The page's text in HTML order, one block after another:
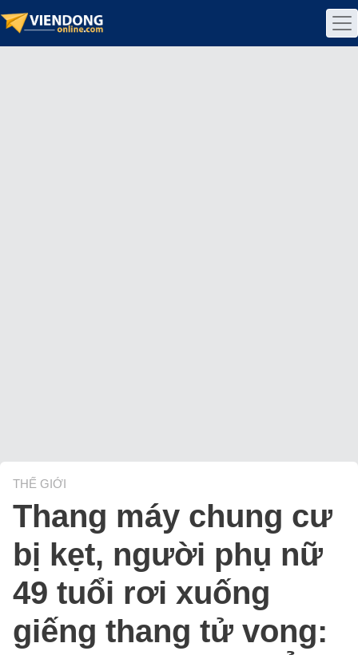
THẾ GIỚI
Thang máy chung cư
bị kẹt, người phụ nữ
49 tuổi rơi xuống
giếng thang tử vong: